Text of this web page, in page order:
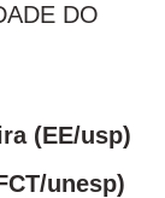
DO
(EE/usp)
unesp)